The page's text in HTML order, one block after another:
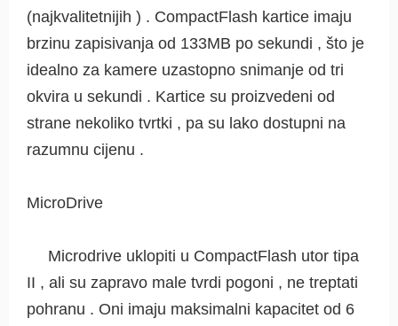
(najkvalitetnijih ) . CompactFlash kartice imaju
brzinu zapisivanja od 133MB po sekundi , što je
idealno za kamere uzastopno snimanje od tri
okvira u sekundi . Kartice su proizvedeni od
strane nekoliko tvrtki , pa su lako dostupni na
razumnu cijenu .
MicroDrive
Microdrive uklopiti u CompactFlash utor tipa
II , ali su zapravo male tvrdi pogoni , ne treptati
pohranu . Oni imaju maksimalni kapacitet od 6